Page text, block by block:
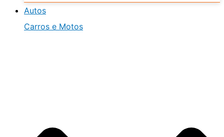
Autos
Carros e Motos